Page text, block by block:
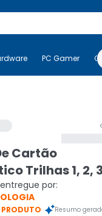
Ninja Hardware
PC Gamer
Cartão
Trilhas 1, 2, 3
por:
PRODUTO Resumo